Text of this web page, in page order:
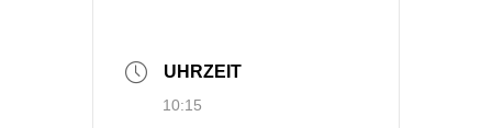
UHRZEIT
10:15